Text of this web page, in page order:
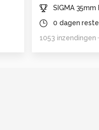
SIGMA 35mm
0 dagen
1053 inzendingen